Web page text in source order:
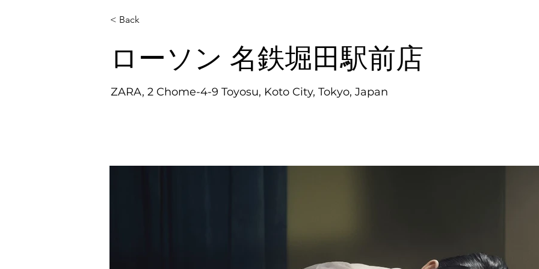
< Back
ローソン 名鉄堀田駅前店
ZARA, 2 Chome-4-9 Toyosu, Koto City, Tokyo, Japan